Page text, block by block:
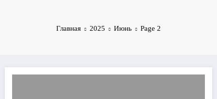
Главная 2025 Июнь Page 2